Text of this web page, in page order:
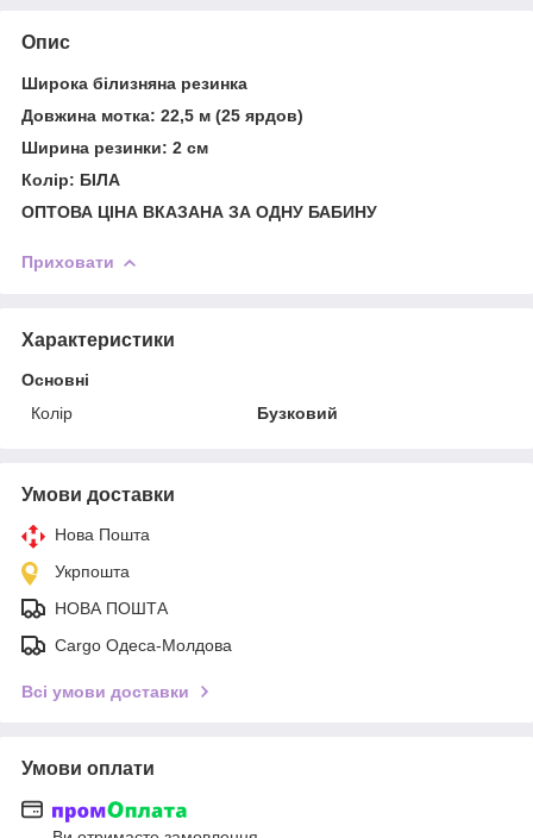
Опис
Широка білизняна резинка
Довжина мотка: 22,5 м (25 ярдов)
Ширина резинки: 2 см
Колір: БІЛА
ОПТОВА ЦІНА ВКАЗАНА ЗА ОДНУ БАБИНУ
Приховати
Характеристики
Основні
Колір
Бузковий
Умови доставки
Нова Пошта
Укрпошта
НОВА ПОШТА
Cargo Одеса-Молдова
Всі умови доставки
Умови оплати